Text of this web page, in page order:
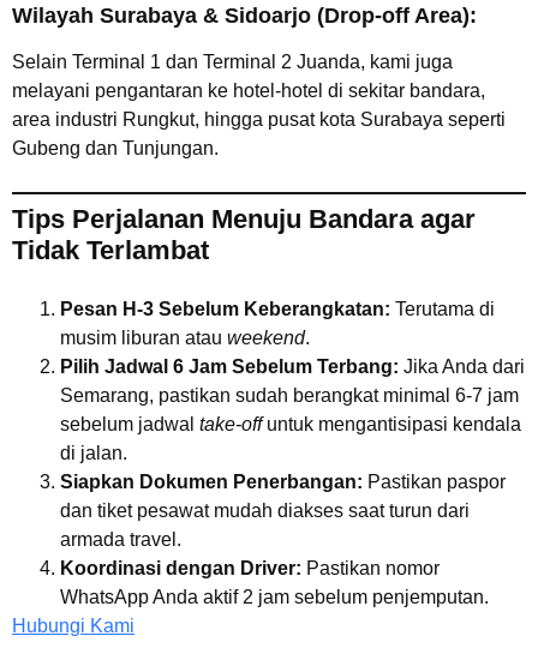
Wilayah Surabaya & Sidoarjo (Drop-off Area):
Selain Terminal 1 dan Terminal 2 Juanda, kami juga
melayani pengantaran ke hotel-hotel di sekitar bandara,
area industri Rungkut, hingga pusat kota Surabaya seperti
Gubeng dan Tunjungan.
Tips Perjalanan Menuju Bandara agar
Tidak Terlambat
Pesan H-3 Sebelum Keberangkatan: Terutama di
musim liburan atau weekend.
Pilih Jadwal 6 Jam Sebelum Terbang: Jika Anda dari
Semarang, pastikan sudah berangkat minimal 6-7 jam
sebelum jadwal take-offuntuk mengantisipasi kendala
di jalan.
Siapkan Dokumen Penerbangan: Pastikan paspor
dan tiket pesawat mudah diakses saat turun dari
armada travel.
Koordinasi dengan Driver: Pastikan nomor
WhatsApp Anda aktif 2 jam sebelum penjemputan.
Hubungi Kami